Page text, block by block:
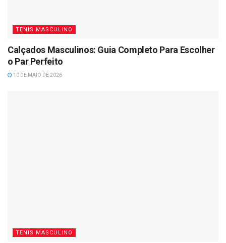
TENIS MASCULINO
Calçados Masculinos: Guia Completo Para Escolher
o Par Perfeito
10 DE MAIO DE 2026
TENIS MASCULINO